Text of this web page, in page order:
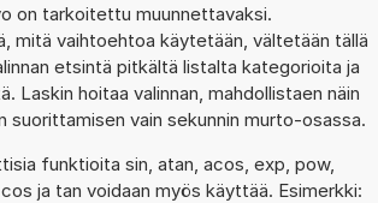
on tarkoitettu muunnettavaksi.
mitä vaihtoehtoa käytetään, vältetään tällä
etsintä pitkältä listalta kategorioita ja
Laskin hoitaa valinnan, mahdollistaen näin
suorittamisen vain sekunnin murto-osassa.
funktioita sin, atan, acos, exp, pow,
ja tan voidaan myös käyttää. Esimerkki: